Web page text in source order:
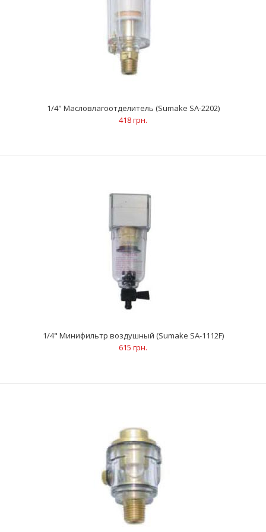
ОписаниеИспользуется преимущественно с
краскораспылителем, а также с другим пневмоинструментом
Предн..
1/4" Минифильтр воздушный (Sumake SA-1112F)
615 грн.
1/4" Масловлагоотделитель (Sumake SA-2202)
418 грн.
1/4" Минифильтр воздушный (Sumake SA-1112F)
615 грн.